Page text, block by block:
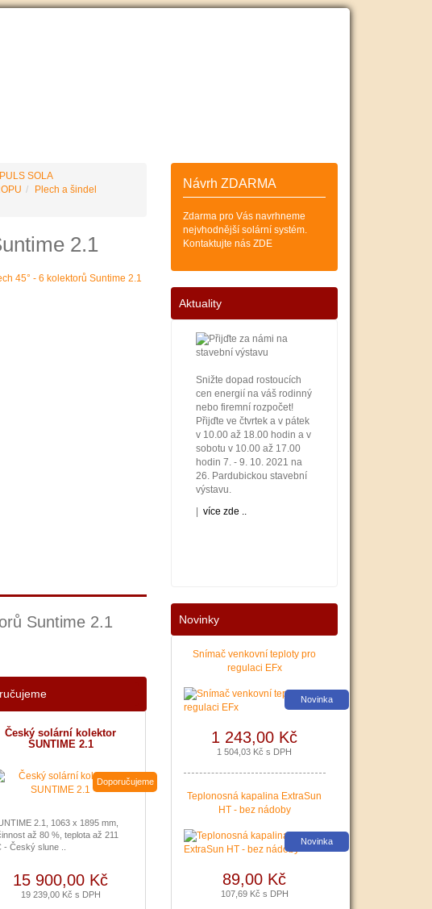
SOLA
Plech a šindel
2.1
Suntime 2.1
Český solární kolektor
SUNTIME 2.1
Doporučujeme
2.1, 1063 x 1895 mm,
až 80 %, teplota až 211
- Český slune ..
15 900,00 Kč
19 239,00 Kč s DPH
Návrh ZDARMA
Zdarma pro Vás navrhneme
nejvhodnější solární systém.
Kontaktujte nás ZDE
Aktuality
Snižte dopad rostoucích
cen energií na váš rodinný
nebo firemní rozpočet!
Přijďte ve čtvrtek a v pátek
v 10.00 až 18.00 hodin a v
sobotu v 10.00 až 17.00
hodin 7. - 9. 10. 2021 na
26. Pardubickou stavební
výstavu.
více zde ..
Nové podmínky dotací na
nové solární systémy,
tepelná čerpadla a kotle
jsou vyhlášeny. Příjem
2021. Zajistěte si pro vás
levnější a pohodlnější
domácnosti.
více zde ..
Nová zelená úsporám a
Kotlíkové dotace snadno s
si pro informace o
dotačních programech
Novinky
Snímač venkovní teploty pro
regulaci EFx
Novinka
1 243,00 Kč
1 504,03 Kč s DPH
Teplonosná kapalina ExtraSun
HT - bez nádoby
Novinka
89,00 Kč
107,69 Kč s DPH